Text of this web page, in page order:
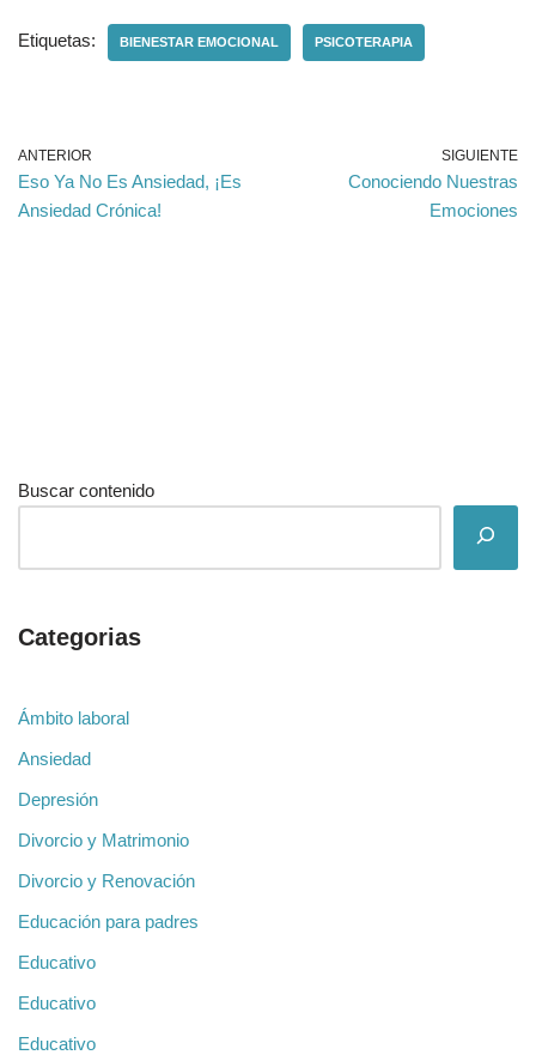
Etiquetas: BIENESTAR EMOCIONAL PSICOTERAPIA
ANTERIOR
Eso Ya No Es Ansiedad, ¡Es
Ansiedad Crónica!
SIGUIENTE
Conociendo Nuestras
Emociones
Buscar contenido
Categorias
Ámbito laboral
Ansiedad
Depresión
Divorcio y Matrimonio
Divorcio y Renovación
Educación para padres
Educativo
Educativo
Educativo